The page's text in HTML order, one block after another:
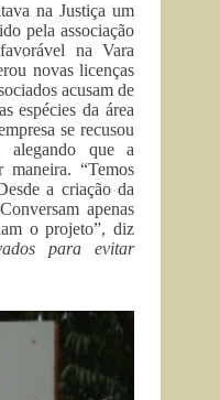
na Justiça um
pela associação
na Vara
novas licenças
acusam de
espécies da área
se recusou
alegando que a
maneira. “Temos
a criação da
apenas
o projeto”, diz
para evitar